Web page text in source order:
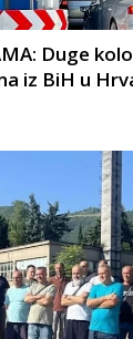
Duge
iz BiH u